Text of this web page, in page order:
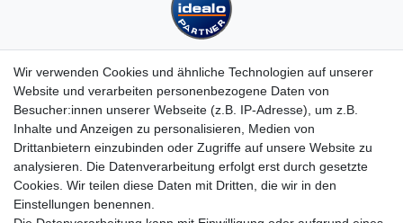
Kundenservice
Hotline: 07452 - 847 162 0
Kontakt
Anmelden
Registrieren
Wir verwenden Cookies und ähnliche Technologien auf unserer
Website und verarbeiten personenbezogene Daten von
Besucher:innen unserer Webseite (z.B. IP-Adresse), um z.B.
Inhalte und Anzeigen zu personalisieren, Medien von
Drittanbietern einzubinden oder Zugriffe auf unsere Website zu
analysieren. Die Datenverarbeitung erfolgt erst durch gesetzte
Cookies. Wir teilen diese Daten mit Dritten, die wir in den
Einstellungen benennen.